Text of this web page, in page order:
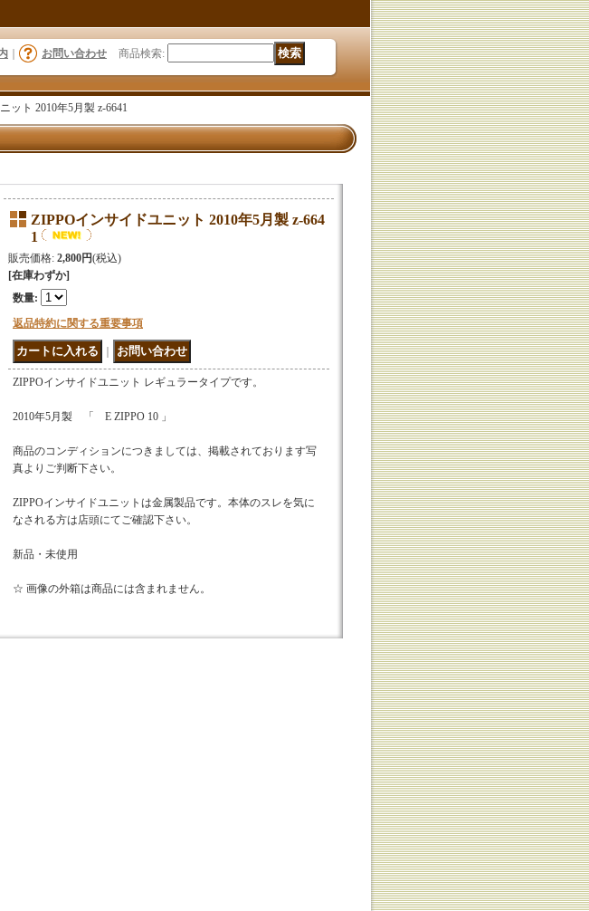
お問い合わせ 商品検索:
ット 2010年5月製 z-6641
ZIPPOインサイドユニット 2010年5月製 z-664
1
販売価格: 2,800円(税込)
[在庫わずか]
数量:
返品特約に関する重要事項
ZIPPOインサイドユニット レギュラータイプです。
2010年5月製 「 E ZIPPO 10 」
商品のコンディションにつきましては、掲載されております写
真よりご判断下さい。
ZIPPOインサイドユニットは金属製品です。本体のスレを気に
なされる方は店頭にてご確認下さい。
新品・未使用
☆ 画像の外箱は商品には含まれません。